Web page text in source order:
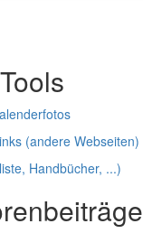
(andere Webseiten)
Handbücher, ...)